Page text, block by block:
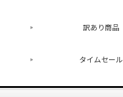
訳あり商品
タイムセール